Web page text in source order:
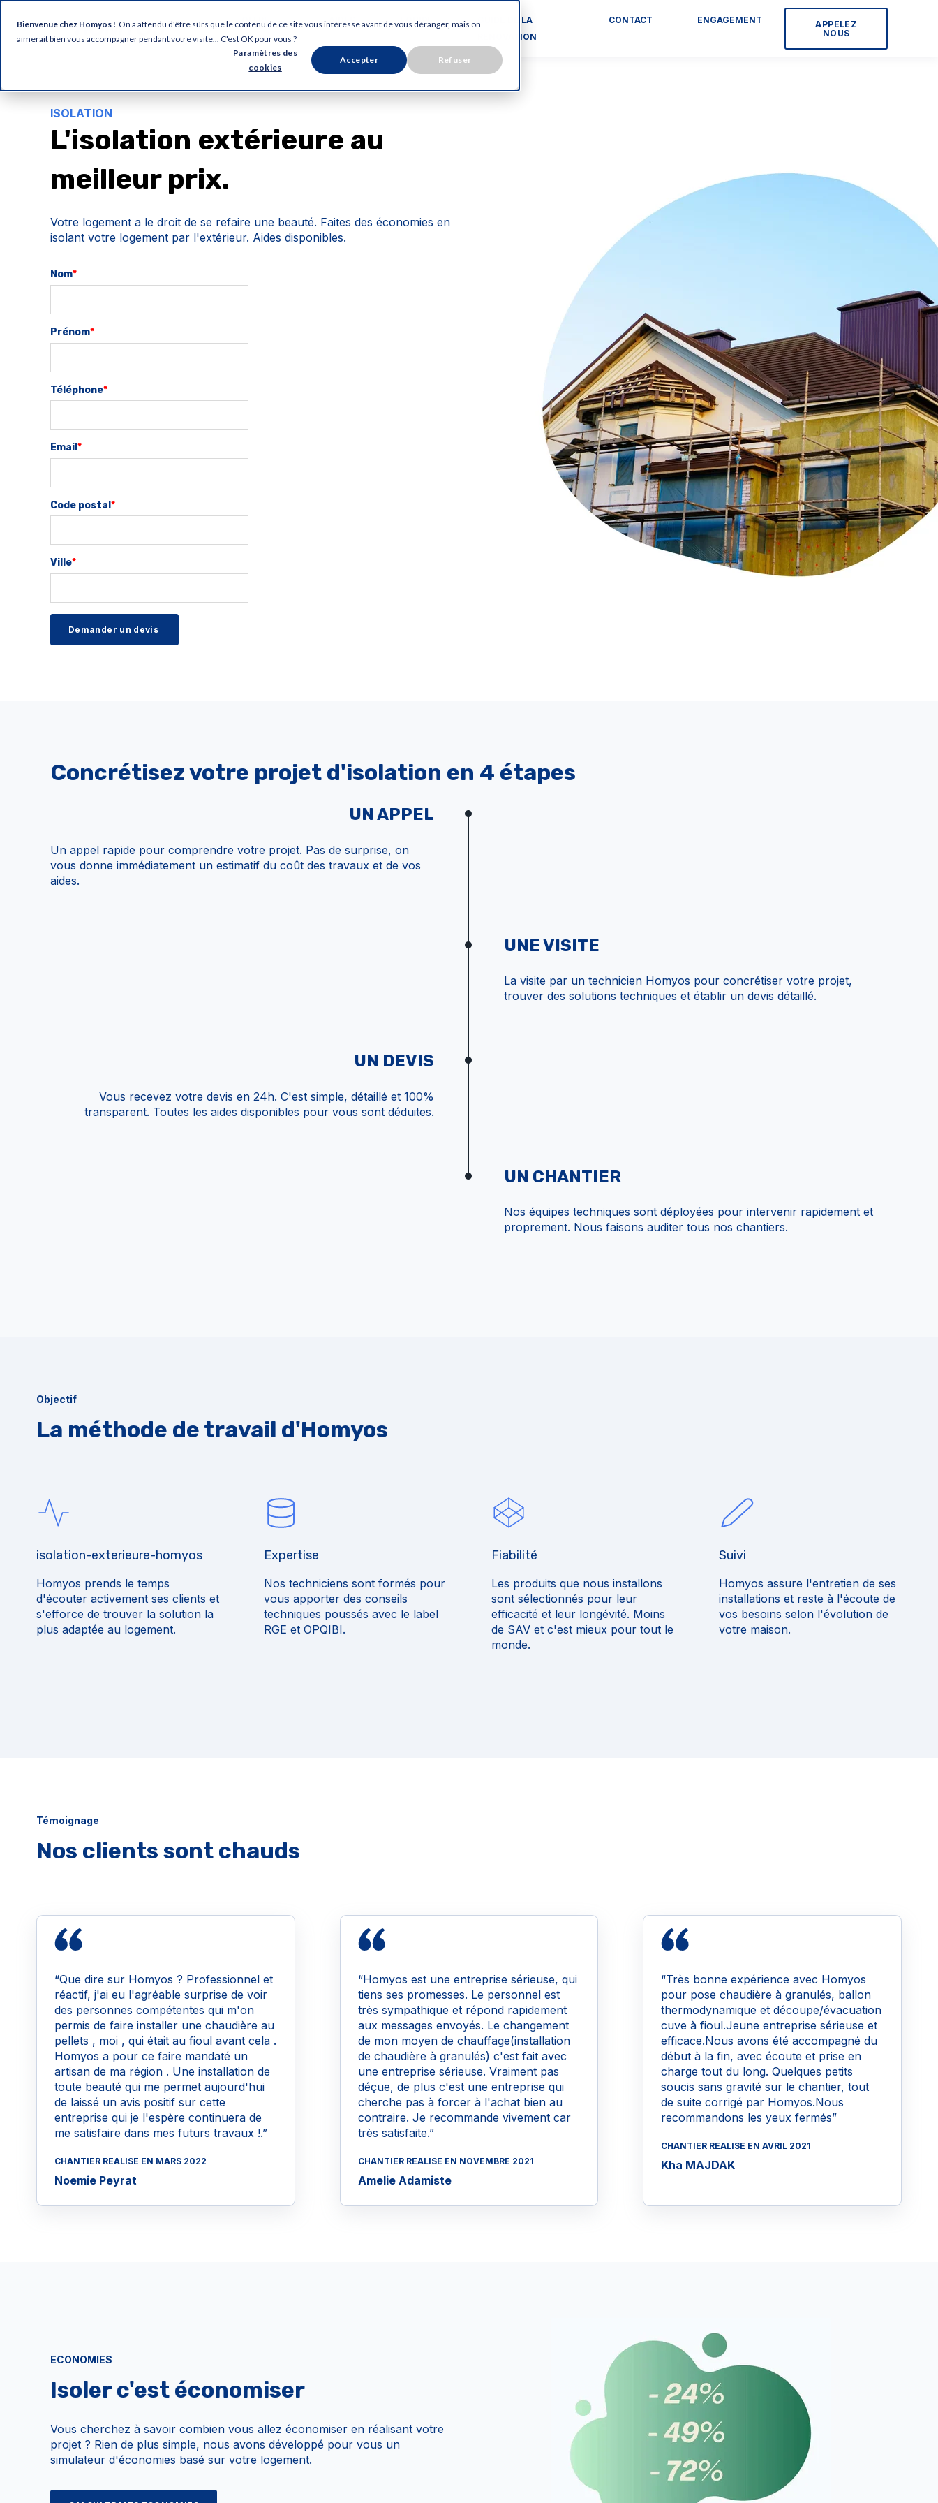
Bienvenue chez Homyos ! On a attendu d'être sûrs que le contenu de ce site vous intéresse avant de vous déranger, mais on
aimerait bien vous accompagner pendant votre visite... C'est OK pour vous ?
Paramètres des
cookies
Accepter Refuser
OFFRE AIDES EQUIPE
GUIDE DE LA
RENOVATION
CONTACT ENGAGEMENT
APPELEZ
NOUS
ISOLATION
L'isolation extérieure au
meilleur prix.
Votre logement a le droit de se refaire une beauté. Faites des économies en
isolant votre logement par l'extérieur. Aides disponibles.
Nom*
Prénom*
Téléphone*
Email *
Code postal *
Ville*
Concrétisez votre projet d'isolation en 4 étapes
UN APPEL
Un appel rapide pour comprendre votre projet. Pas de surprise, on
vous donne immédiatement un estimatif du coût des travaux et de vos
aides.
UNE VISITE
La visite par un technicien Homyos pour concrétiser votre projet,
trouver des solutions techniques et établir un devis détaillé.
UN DEVIS
Vous recevez votre devis en 24h. C'est simple, détaillé et 100%
transparent. Toutes les aides disponibles pour vous sont déduites.
UN CHANTIER
Nos équipes techniques sont déployées pour intervenir rapidement et
proprement. Nous faisons auditer tous nos chantiers.
Objectif
La méthode de travail d'Homyos
isolation-exterieure-homyos
Homyos prends le temps
d'écouter activement ses clients et
s'efforce de trouver la solution la
plus adaptée au logement.
Expertise
Nos techniciens sont formés pour
vous apporter des conseils
techniques poussés avec le label
RGE et OPQIBI.
Fiabilité
Les produits que nous installons
sont sélectionnés pour leur
efficacité et leur longévité. Moins
de SAV et c'est mieux pour tout le
monde.
Suivi
Homyos assure l'entretien de ses
installations et reste à l'écoute de
vos besoins selon l'évolution de
votre maison.
Témoignage
Nos clients sont chauds
“Que dire sur Homyos ? Professionnel et
réactif, j'ai eu l'agréable surprise de voir
des personnes compétentes qui m'on
permis de faire installer une chaudière au
pellets , moi , qui était au fioul avant cela .
Homyos a pour ce faire mandaté un
artisan de ma région . Une installation de
toute beauté qui me permet aujourd'hui
de laissé un avis positif sur cette
entreprise qui je l'espère continuera de
me satisfaire dans mes futurs travaux !.”
CHANTIER REALISE EN MARS 2022
Noemie Peyrat
“Homyos est une entreprise sérieuse, qui
tiens ses promesses. Le personnel est
très sympathique et répond rapidement
aux messages envoyés. Le changement
de mon moyen de chauffage(installation
de chaudière à granulés) c'est fait avec
une entreprise sérieuse. Vraiment pas
déçue, de plus c'est une entreprise qui
cherche pas à forcer à l'achat bien au
contraire. Je recommande vivement car
très satisfaite.”
CHANTIER REALISE EN NOVEMBRE 2021
Amelie Adamiste
“Très bonne expérience avec Homyos
pour pose chaudière à granulés, ballon
thermodynamique et découpe/évacuation
cuve à fioul.Jeune entreprise sérieuse et
efficace.Nous avons été accompagné du
début à la fin, avec écoute et prise en
charge tout du long. Quelques petits
soucis sans gravité sur le chantier, tout
de suite corrigé par Homyos.Nous
recommandons les yeux fermés”
CHANTIER REALISE EN AVRIL 2021
Kha MAJDAK
ECONOMIES
Isoler c'est économiser
Vous cherchez à savoir combien vous allez économiser en réalisant votre
projet ? Rien de plus simple, nous avons développé pour vous un
simulateur d'économies basé sur votre logement.